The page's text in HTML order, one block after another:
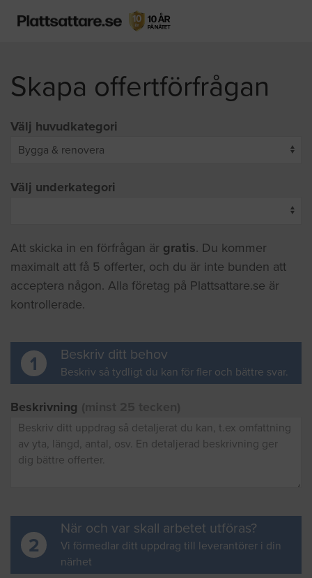
Skapa offertförfrågan
Välj huvudkategori
Välj underkategori
Att skicka in en förfrågan är gratis. Du kommer
maximalt att få 5 offerter, och du är inte bunden att
acceptera någon. Alla företag på Plattsattare.se är
kontrollerade.
1 Beskriv ditt behov
Beskriv så tydligt du kan för fler och bättre svar.
Beskrivning
2
När och var skall arbetet utföras?
Vi förmedlar ditt uppdrag till leverantörer i din
närhet